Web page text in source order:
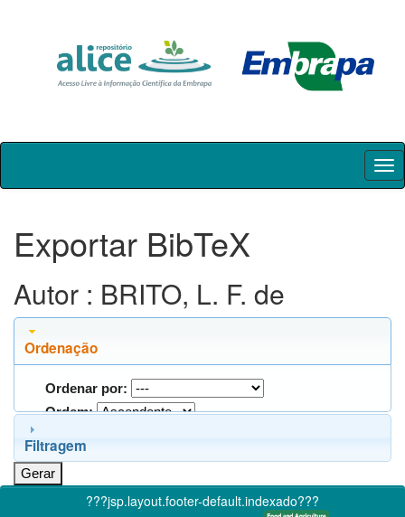
Skip
Exportar BibTeX
Autor : BRITO, L. F. de
Ordenação
Ordenar por:
Ordem:
Filtragem
???jsp.layout.footer-default.indexado???